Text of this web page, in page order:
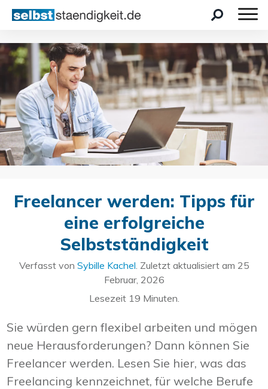
Freelancer werden: Tipps für
eine erfolgreiche
Selbstständigkeit
Verfasst von Sybille Kachel. Zuletzt aktualisiert am 25
Februar, 2026
Lesezeit 19 Minuten.
Sie würden gern flexibel arbeiten und mögen
neue Herausforderungen? Dann können Sie
Freelancer werden. Lesen Sie hier, was das
Freelancing kennzeichnet, für welche Berufe